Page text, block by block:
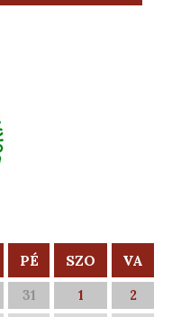
PÉ SZO VA
31 1
2